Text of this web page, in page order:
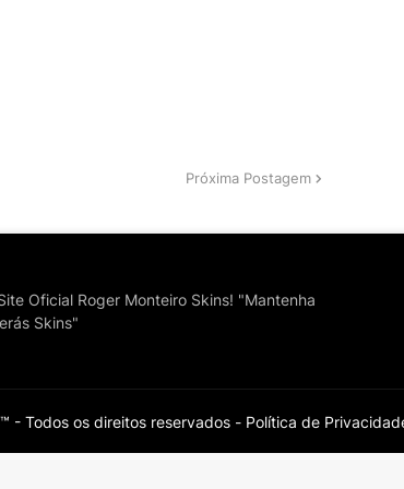
Próxima Postagem
Oficial Roger Monteiro Skins! "Mantenha
Skins"
- Todos os direitos reservados - Política de